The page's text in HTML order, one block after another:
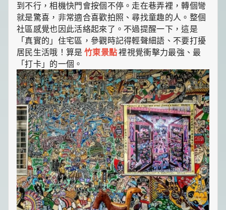
到不行，相機快門會按個不停。走在巷弄裡，轉個彎
就是驚喜，非常適合喜歡拍照、尋找童趣的人。整個
社區感覺也因此活絡起來了。不過提醒一下，這是
「真實的」住宅區，參觀時記得輕聲細語、不要打擾
居民生活哦！算是 竹東景點裡視覺衝擊力最強、最
「打卡」的一個。